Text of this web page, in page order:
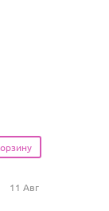
11 Авг